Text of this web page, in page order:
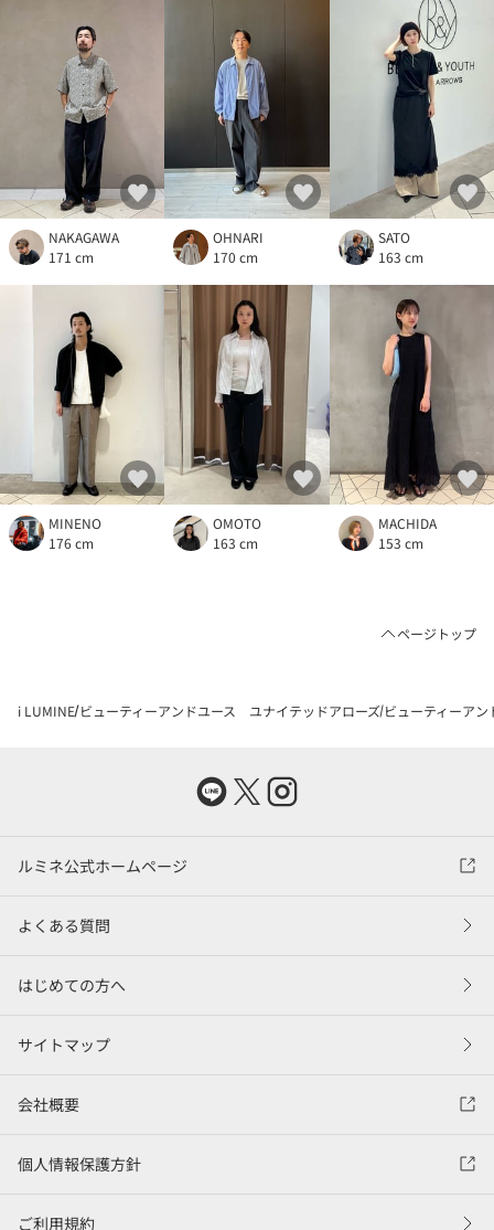
NAKAGAWA
171 cm
OHNARI
170 cm
SATO
163 cm
MINENO
176 cm
OMOTO
163 cm
MACHIDA
153 cm
ページトップ
i LUMINE ビューティーアンドユース ユナイテッドアローズ ビューティーア
ルミネ公式ホームページ
よくある質問
はじめての方へ
サイトマップ
会社概要
個人情報保護方針
ご利用規約